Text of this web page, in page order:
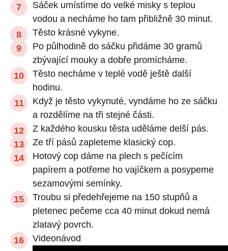
Sáček umístíme do velké misky s teplou
vodou a necháme ho tam přibližně 30 minut.
Těsto krásné vykyne.
Po půlhodině do sáčku přidáme 30 gramů
zbývající mouky a dobře promícháme.
Těsto necháme v teplé vodě ještě další
hodinu.
Když je těsto vykynuté, vyndáme ho ze sáčku
a rozdělíme na tři stejné části.
Z každého kousku těsta uděláme delší pás.
Ze tří pásů zapleteme klasický cop.
Hotový cop dáme na plech s pečícím
papírem a potřeme ho vajíčkem a posypeme
sezamovými semínky.
Troubu si předehřejeme na 150 stupňů a
pletenec pečeme cca 40 minut dokud nemá
zlatavý povrch.
Videonávod